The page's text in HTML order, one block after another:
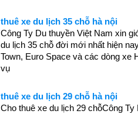
thuê xe du lịch 35 chỗ hà nội
Công Ty Du thuyền Việt Nam xin
du lịch 35 chỗ đời mới nhất hiện
Town, Euro Space và các dòng xe
vụ
thuê xe du lịch 29 chỗ hà nội
Cho thuê xe du lịch 29 chỗCông